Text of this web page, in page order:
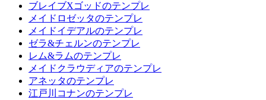
ブレイブXゴッドのテンプレ
メイドロゼッタのテンプレ
メイドイデアルのテンプレ
ゼラ&チェルンのテンプレ
レム&ラムのテンプレ
メイドクラウディアのテンプレ
アネッタのテンプレ
江戸川コナンのテンプレ